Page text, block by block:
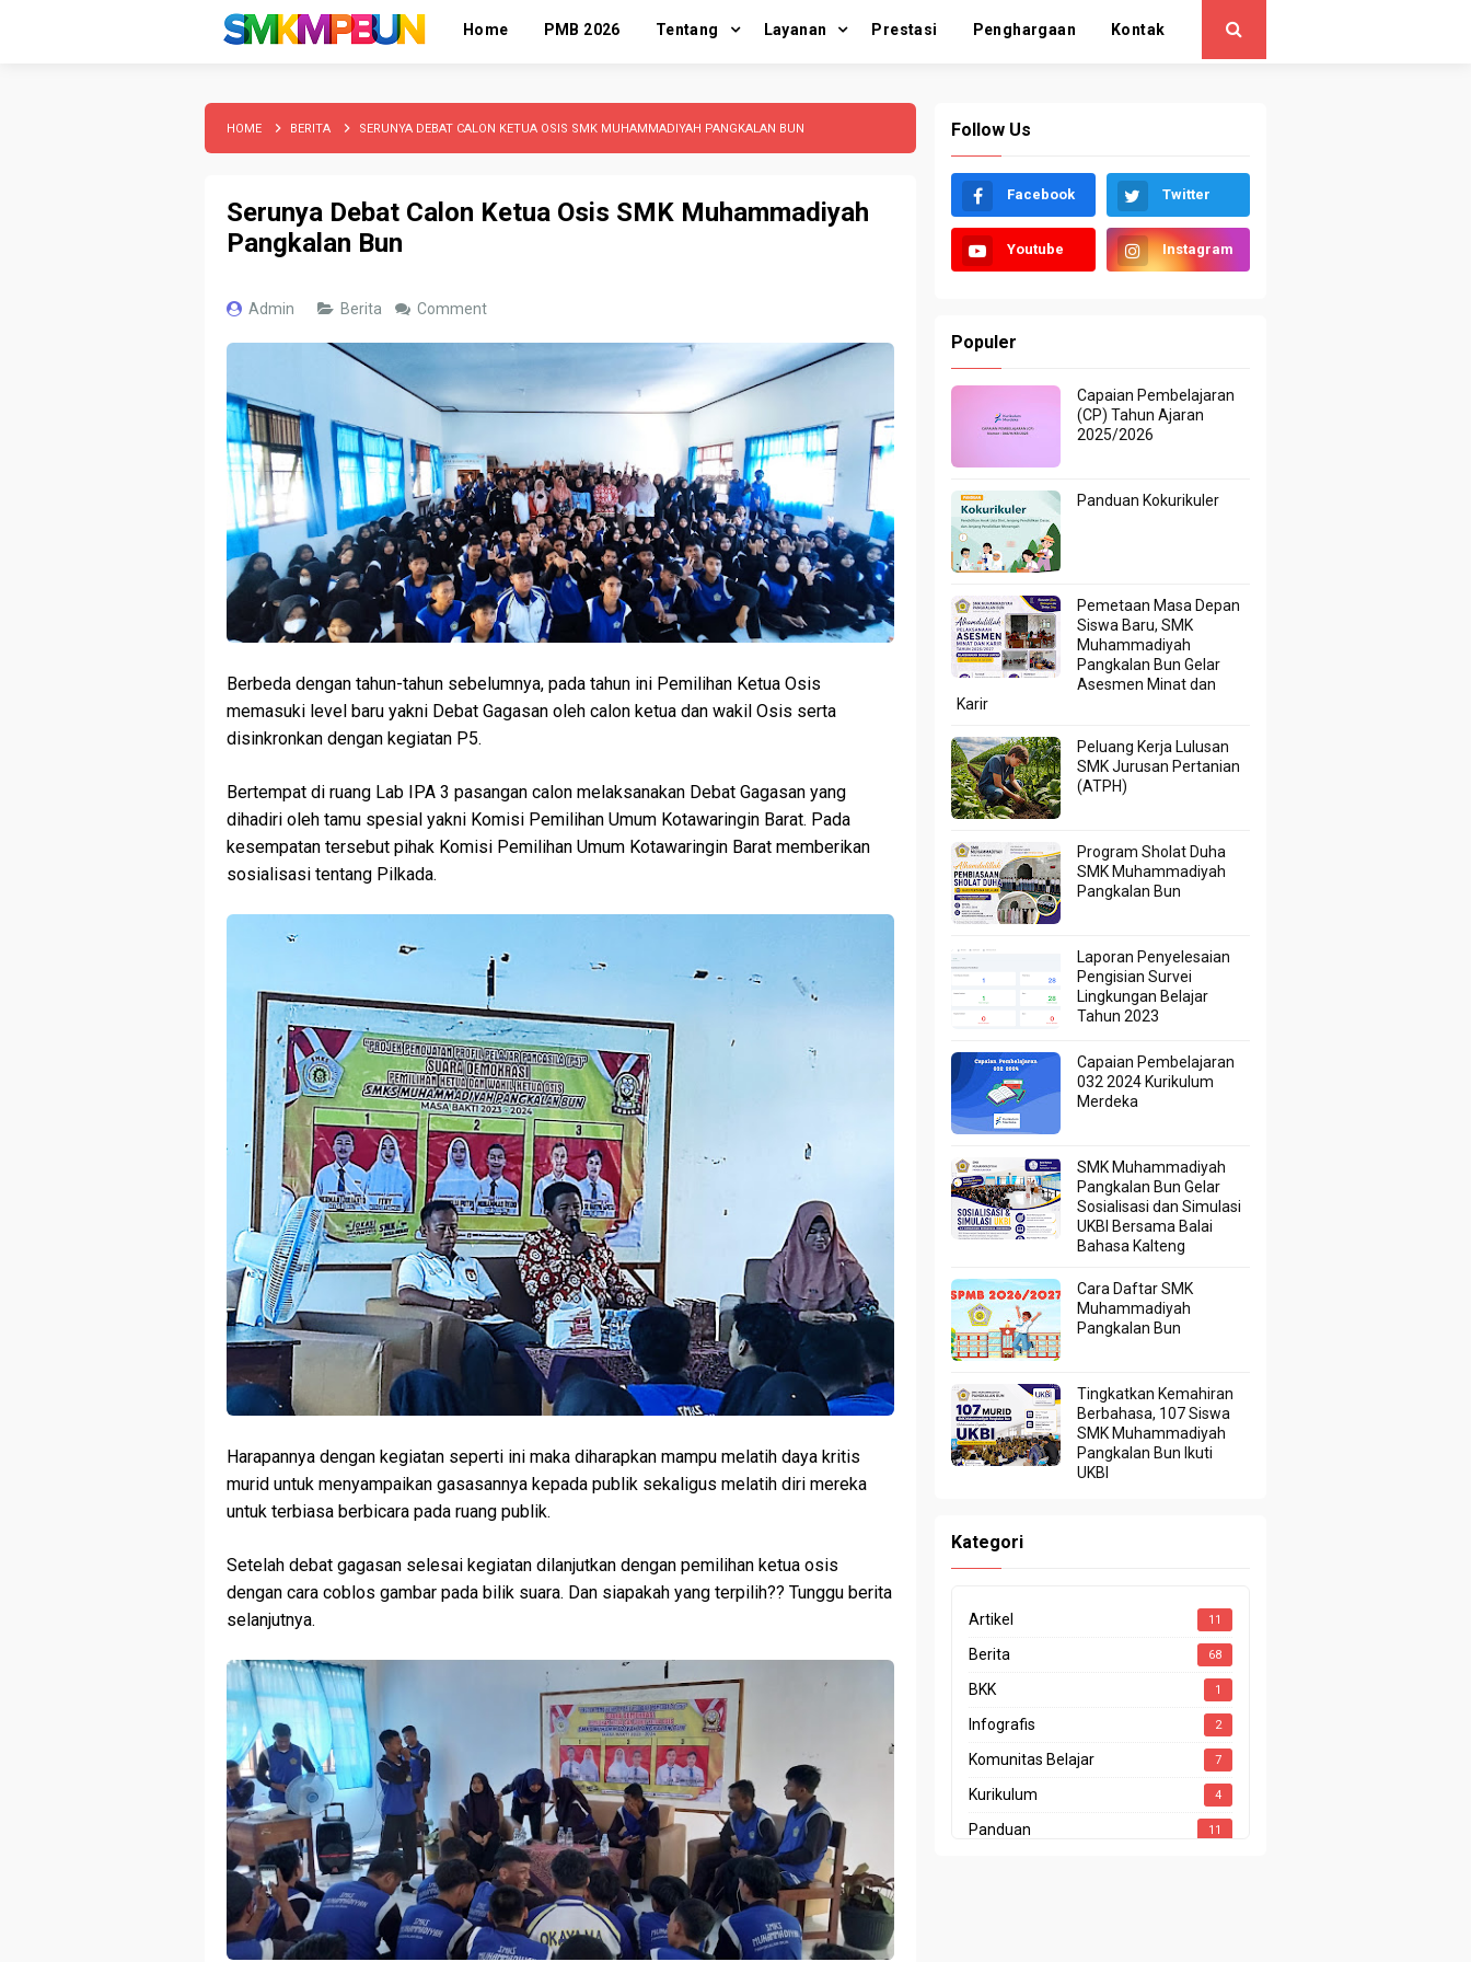
Home PMB 2026 Tentang Layanan Prestasi Penghargaan Kontak
HOME BERITA SERUNYA DEBAT CALON KETUA OSIS SMK MUHAMMADIYAH PANGKALAN BUN
Serunya Debat Calon Ketua Osis SMK Muhammadiyah
Pangkalan Bun
Admin Berita Comment
Berbeda dengan tahun-tahun sebelumnya, pada tahun ini Pemilihan Ketua Osis
memasuki level baru yakni Debat Gagasan oleh calon ketua dan wakil Osis serta
disinkronkan dengan kegiatan P5.
Bertempat di ruang Lab IPA 3 pasangan calon melaksanakan Debat Gagasan yang
dihadiri oleh tamu spesial yakni Komisi Pemilihan Umum Kotawaringin Barat. Pada
kesempatan tersebut pihak Komisi Pemilihan Umum Kotawaringin Barat memberikan
sosialisasi tentang Pilkada.
Harapannya dengan kegiatan seperti ini maka diharapkan mampu melatih daya kritis
murid untuk menyampaikan gasasannya kepada publik sekaligus melatih diri mereka
untuk terbiasa berbicara pada ruang publik.
Setelah debat gagasan selesai kegiatan dilanjutkan dengan pemilihan ketua osis
dengan cara coblos gambar pada bilik suara. Dan siapakah yang terpilih?? Tunggu berita
selanjutnya.
Follow Us
Facebook Twitter
Youtube Instagram
Populer
Capaian Pembelajaran
(CP) Tahun Ajaran
2025/2026
Panduan Kokurikuler
Pemetaan Masa Depan
Siswa Baru, SMK
Muhammadiyah
Pangkalan Bun Gelar
Asesmen Minat dan
Karir
Peluang Kerja Lulusan
SMK Jurusan Pertanian
(ATPH)
Program Sholat Duha
SMK Muhammadiyah
Pangkalan Bun
Laporan Penyelesaian
Pengisian Survei
Lingkungan Belajar
Tahun 2023
Capaian Pembelajaran
032 2024 Kurikulum
Merdeka
SMK Muhammadiyah
Pangkalan Bun Gelar
Sosialisasi dan Simulasi
UKBI Bersama Balai
Bahasa Kalteng
Cara Daftar SMK
Muhammadiyah
Pangkalan Bun
Tingkatkan Kemahiran
Berbahasa, 107 Siswa
SMK Muhammadiyah
Pangkalan Bun Ikuti
UKBI
Kategori
Artikel 11
Berita 68
BKK 1
Infografis 2
Komunitas Belajar 7
Kurikulum 4
Panduan 11